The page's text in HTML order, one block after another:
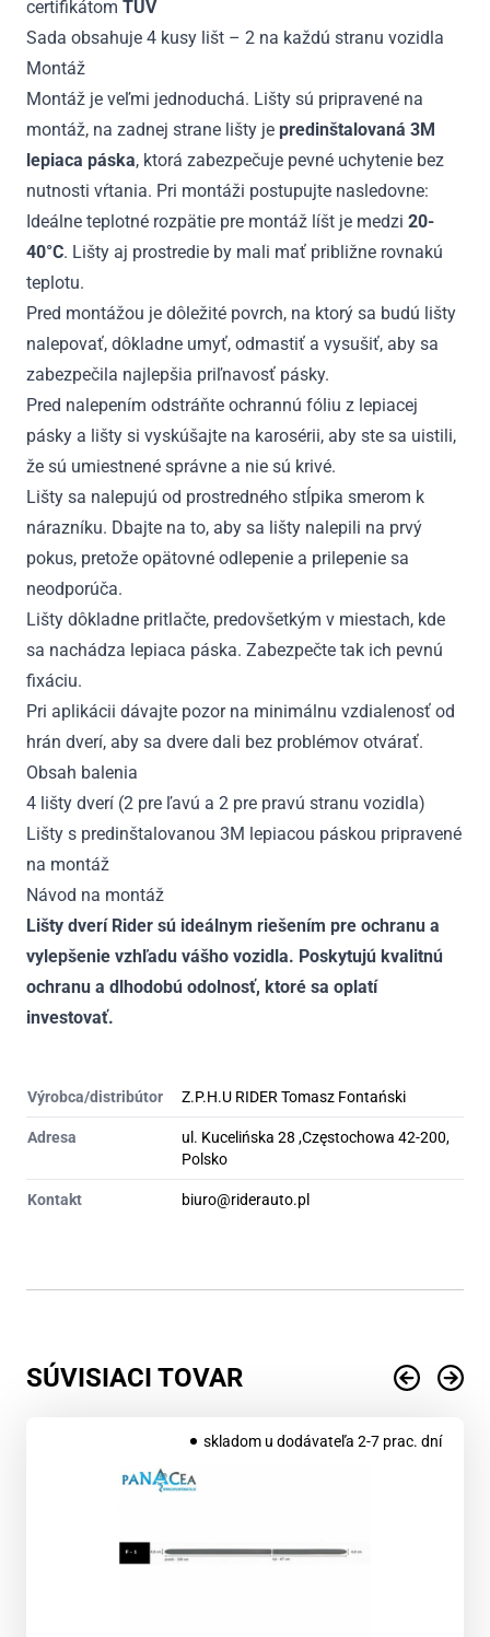
certifikátom TÜV
Sada obsahuje 4 kusy lišt – 2 na každú stranu vozidla
Montáž
Montáž je veľmi jednoduchá. Lišty sú pripravené na
montáž, na zadnej strane lišty je predinštalovaná 3M
lepiaca páska, ktorá zabezpečuje pevné uchytenie bez
nutnosti vŕtania. Pri montáži postupujte nasledovne:
Ideálne teplotné rozpätie pre montáž líšt je medzi 20-
40°C. Lišty aj prostredie by mali mať približne rovnakú
teplotu.
Pred montážou je dôležité povrch, na ktorý sa budú lišty
nalepovať, dôkladne umyť, odmastiť a vysušiť, aby sa
zabezpečila najlepšia priľnavosť pásky.
Pred nalepením odstráňte ochrannú fóliu z lepiacej
pásky a lišty si vyskúšajte na karosérii, aby ste sa uistili,
že sú umiestnené správne a nie sú krivé.
Lišty sa nalepujú od prostredného stĺpika smerom k
nárazníku. Dbajte na to, aby sa lišty nalepili na prvý
pokus, pretože opätovné odlepenie a prilepenie sa
neodporúča.
Lišty dôkladne pritlačte, predovšetkým v miestach, kde
sa nachádza lepiaca páska. Zabezpečte tak ich pevnú
fixáciu.
Pri aplikácii dávajte pozor na minimálnu vzdialenosť od
hrán dverí, aby sa dvere dali bez problémov otvárať.
Obsah balenia
4 lišty dverí (2 pre ľavú a 2 pre pravú stranu vozidla)
Lišty s predinštalovanou 3M lepiacou páskou pripravené
na montáž
Návod na montáž
Lišty dverí Rider sú ideálnym riešením pre ochranu a
vylepšenie vzhľadu vášho vozidla. Poskytujú kvalitnú
ochranu a dlhodobú odolnosť, ktoré sa oplatí
investovať.
Výrobca/distribútor Z.P.H.U RIDER Tomasz Fontański
Adresa
ul. Kucelińska 28 ,Częstochowa 42-200,
Polsko
Kontakt biuro@riderauto.pl
SÚVISIACI TOVAR
skladom u dodávateľa 2-7 prac. dní